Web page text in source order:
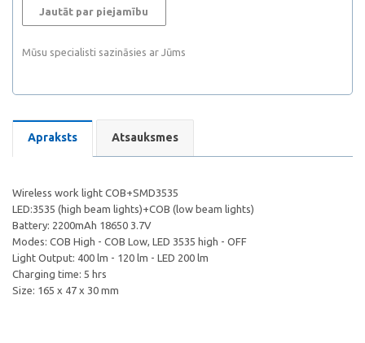
Jautāt par piejamību
Mūsu specialisti sazināsies ar Jūms
Apraksts Atsauksmes
Wireless work light COB+SMD3535
LED:3535 (high beam lights)+COB (low beam lights)
Battery: 2200mAh 18650 3.7V
Modes: COB High - COB Low, LED 3535 high - OFF
Light Output: 400 lm - 120 lm - LED 200 lm
Charging time: 5 hrs
Size: 165 x 47 x 30 mm